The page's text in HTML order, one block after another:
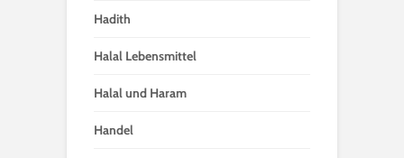
Hadith
Halal Lebensmittel
Halal und Haram
Handel